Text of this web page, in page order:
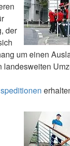
der
um einen
landesweiten